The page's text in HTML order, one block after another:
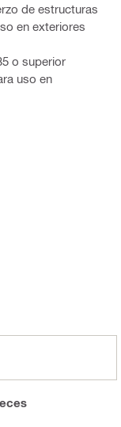
de estructuras
en exteriores
o superior
uso en